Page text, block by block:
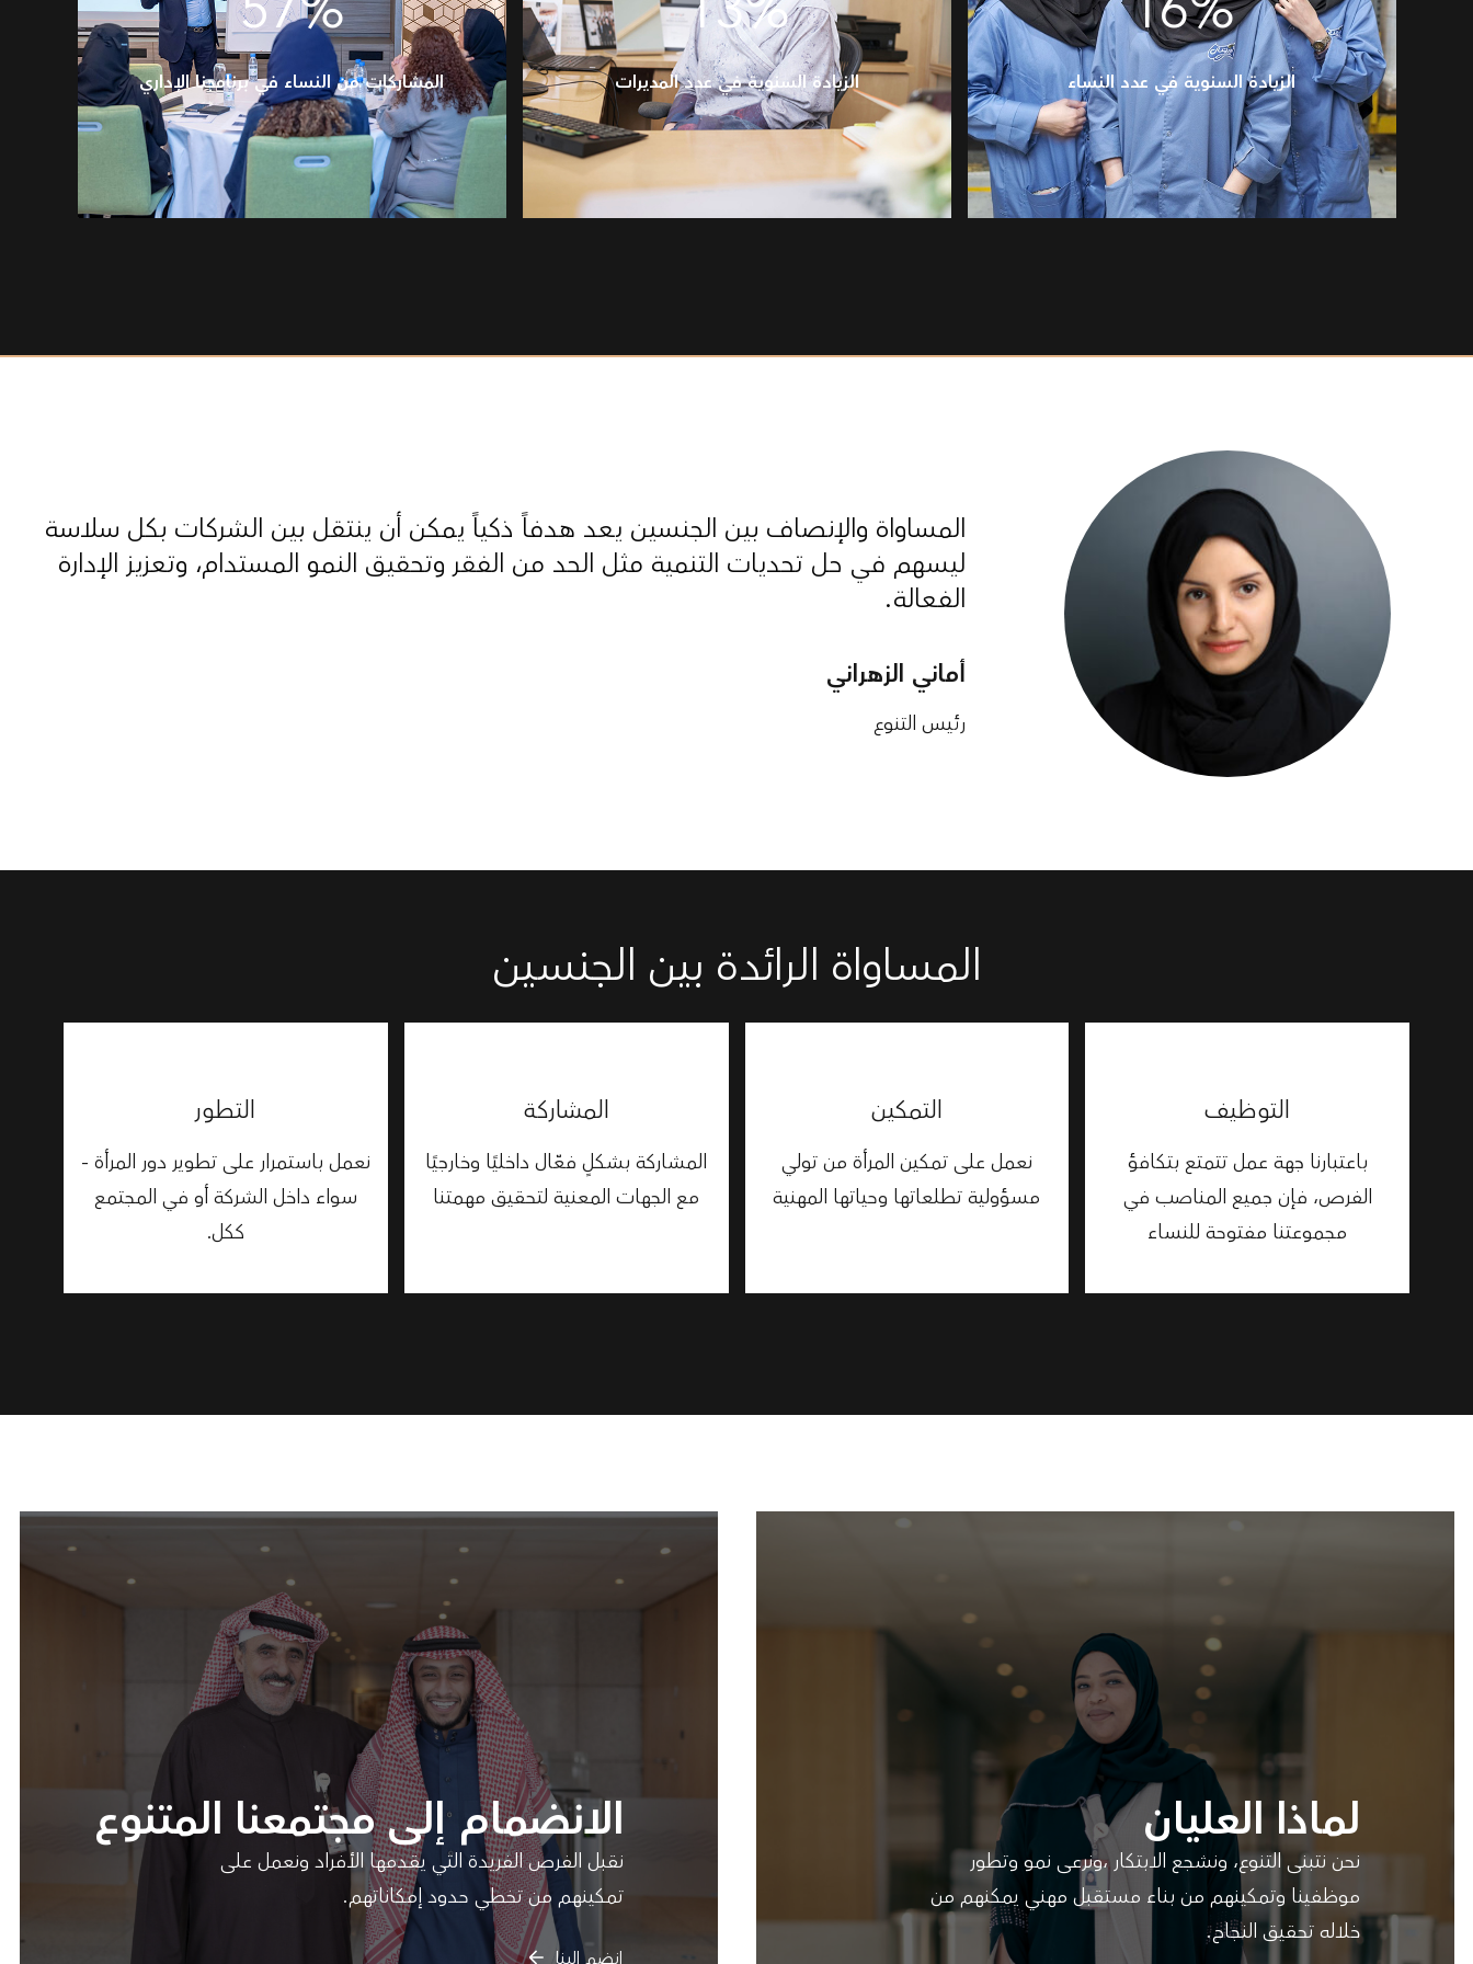
الزيادة السنوية في عدد النساء الزيادة السنوية في عدد المديرات المشاركات من النساء في برنامجنا الإداري
المساواة والإنصاف بين الجنسين يعد هدفاً ذكياً يمكن أن ينتقل بين الشركات بكل سلاسة
ليسهم في حل تحديات التنمية مثل الحد من الفقر وتحقيق النمو المستدام، وتعزيز الإدارة
الفعالة.
أماني الزهراني
رئيس التنوع
المساواة الرائدة بين الجنسين
التوظيف
باعتبارنا جهة عمل تتمتع بتكافؤ
الفرص، فإن جميع المناصب في
مجموعتنا مفتوحة للنساء
التمكين
نعمل على تمكين المرأة من تولي
مسؤولية تطلعاتها وحياتها المهنية
المشاركة
المشاركة بشكلٍ فعّال داخليًا وخارجيًا
مع الجهات المعنية لتحقيق مهمتنا
التطور
نعمل باستمرار على تطوير دور المرأة -
سواء داخل الشركة أو في المجتمع
ككل.
الانضمام إلى مجتمعنا المتنوع
نقبل الفرص الفريدة التي يقدمها الأفراد ونعمل على
تمكينهم من تخطي حدود إمكاناتهم.
انضم إلينا
لماذا العليان
نحن نتبنى التنوع، ونشجع الابتكار ،ونرعى نمو وتطور
موظفينا وتمكينهم من بناء مستقبل مهني يمكنهم من
خلاله تحقيق النجاح.